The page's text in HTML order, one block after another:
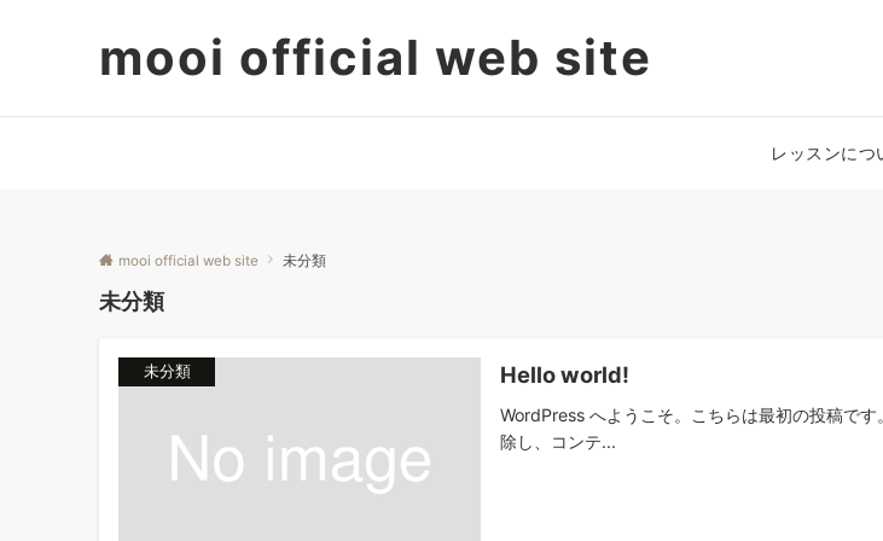
mooi official web site
レッスンにつ
mooi official web site 未分類
未分類
未分類 Hello world!
WordPress へようこそ。こちらは最初の投稿です
除し、コンテ...